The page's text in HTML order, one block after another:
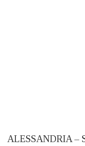
ALESSANDRIA –